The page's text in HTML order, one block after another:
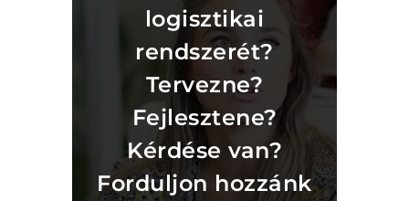
logisztikai
rendszerét?
Tervezne?
Fejlesztene?
Kérdése van?
Forduljon hozzánk